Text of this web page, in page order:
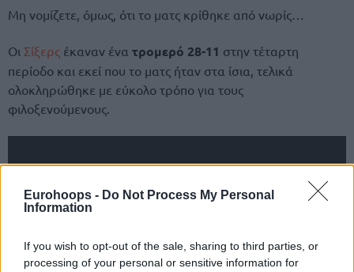
Eurohoops - Do Not Process My Personal
Information
If you wish to opt-out of the sale, sharing to third parties, or
processing of your personal or sensitive information for
Μη νομίζετε, όμως, ότι το ματς κρίθηκε από νωρίς…
Οι Σίξερς έκαναν ένα τρομερό 28-11 στην τέταρτη
περίοδο και εκεί που το ματς ήταν στα ίσια, τελικά
ολοκληρώθηκε με εύκολο τρόπο για τους
φιλοξενούμενους.